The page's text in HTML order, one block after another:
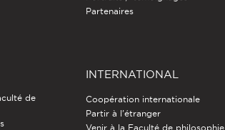
Partenaires
de
INTERNATIONAL
Coopération internationale
Partir à l'étranger
Venir à la Faculté de philosophie